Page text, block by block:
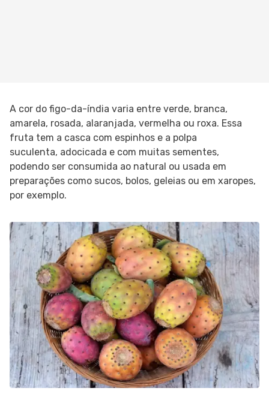
A cor do figo-da-índia varia entre verde, branca,
amarela, rosada, alaranjada, vermelha ou roxa. Essa
fruta tem a casca com espinhos e a polpa
suculenta, adocicada e com muitas sementes,
podendo ser consumida ao natural ou usada em
preparações como sucos, bolos, geleias ou em xaropes,
por exemplo.